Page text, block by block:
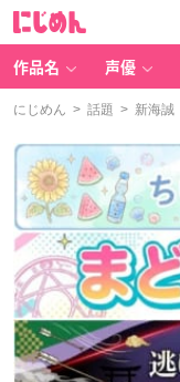
作品名 声優
にじめん > 話題 > 新海誠